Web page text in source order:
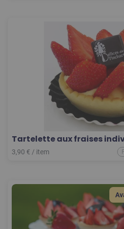
Tartelette aux fraises
3,90 € / item